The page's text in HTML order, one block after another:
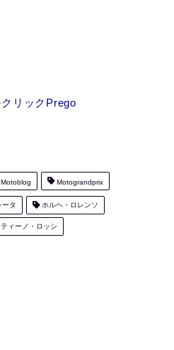
リックPrego
Motograndprix
タ ホルヘ・ロレンソ
ィーノ・ロッシ